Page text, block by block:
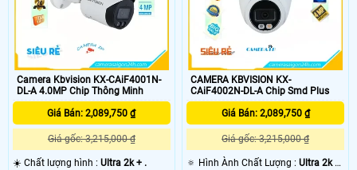
Camera Kbvision KX-CAiF4001N-
DL-A 4.0MP Chip Thông Minh
Giá Bán: 2,089,750 ₫
Giá gốc: 3,215,000 ₫
☀️ Chất lượng hình : Ultra 2k + .
CAMERA KBVISION KX-
CAiF4002N-DL-A Chip Smd Plus
Giá Bán: 2,089,750 ₫
Giá gốc: 3,215,000 ₫
🔅 Hình Ành Chất Lượng :Ultra 2k +